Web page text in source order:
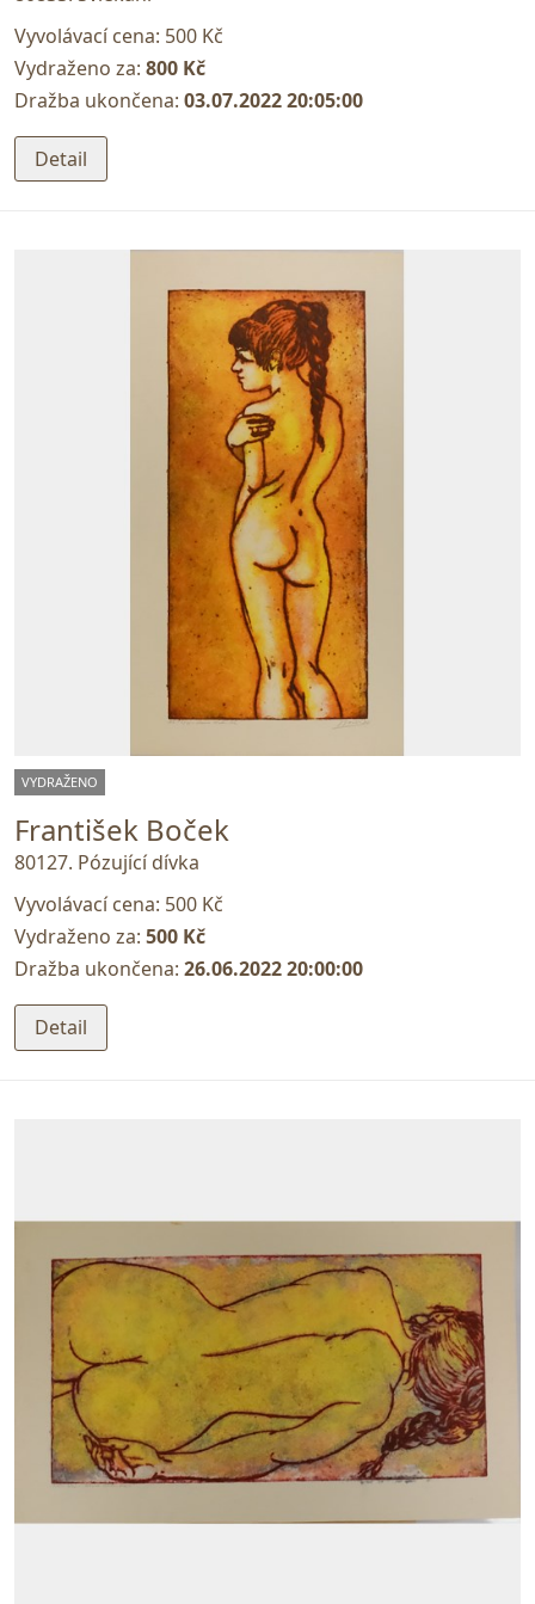
Vyvolávací cena: 500 Kč
Vydraženo za: 800 Kč
Dražba ukončena: 03.07.2022 20:05:00
Detail
VYDRAŽENO
František Boček
80127. Pózující dívka
Vyvolávací cena: 500 Kč
Vydraženo za: 500 Kč
Dražba ukončena: 26.06.2022 20:00:00
Detail